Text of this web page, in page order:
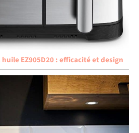
EZ905D20 : efficacité et design